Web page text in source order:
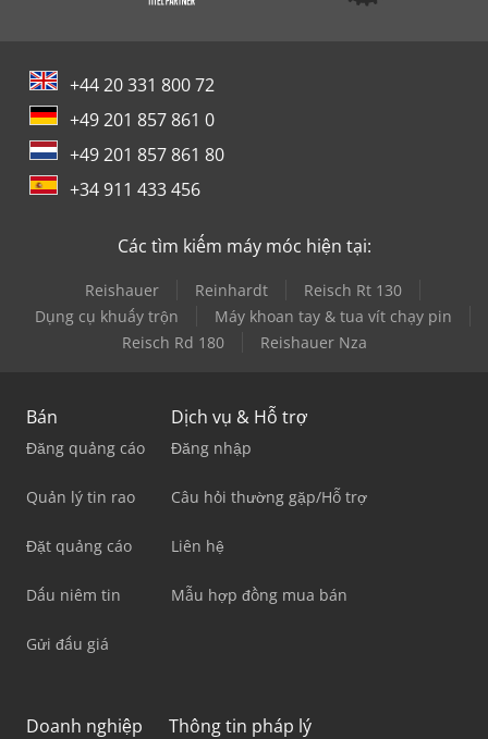
+44 20 331 800 72
+49 201 857 861 0
+49 201 857 861 80
+34 911 433 456
Các tìm kiếm máy móc hiện tại:
Reishauer Reinhardt
Reisch Rt 130
Dụng cụ khuấy trộn
Máy khoan tay & tua vít chạy pin
Reisch Rd 180
Reishauer Nza
Bán
Đăng quảng cáo
Quản lý tin rao
Đặt quảng cáo
Dấu niêm tin
Gửi đấu giá
Dịch vụ & Hỗ trợ
Đăng nhập
Câu hỏi thường gặp/Hỗ trợ
Liên hệ
Mẫu hợp đồng mua bán
Doanh nghiệp Thông tin pháp lý